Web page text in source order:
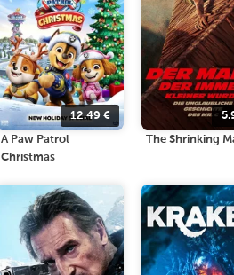
12.49€
A Paw Patrol
Christmas
The Shrinking